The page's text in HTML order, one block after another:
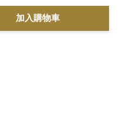
加入購物車